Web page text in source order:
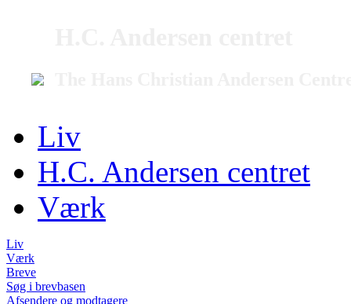
Liv
H.C. Andersen centret
Værk
Liv
Værk
Breve
Søg i brevbasen
Afsendere og modtagere